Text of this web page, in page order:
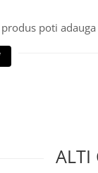
poti
ALTI